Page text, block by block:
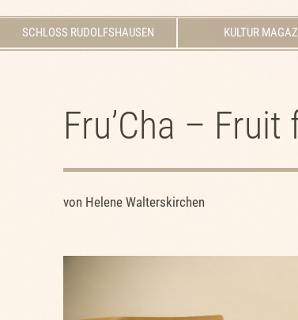
Navigation
überspringen
SCHLOSS RUDOLFSHAUSEN KULTUR
Fru’Cha –
von Helene Walterskirchen